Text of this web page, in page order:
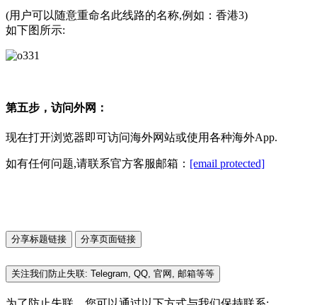
(用户可以随意重命名此线路的名称,例如：香港3)
如下图所示:
第五步，访问外网：
现在打开浏览器即可访问海外网站或使用各种海外App.
如有任何问题,请联系官方客服邮箱： [email protected]
分享标题链接 分享页面链接
关注我们防止失联: Telegram, QQ, 官网, 邮箱等等